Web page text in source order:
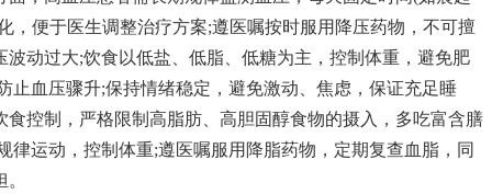
，便于医生调整治疗方案;遵医嘱按时服用降压药物，不可擅
动过大;饮食以低盐、低脂、低糖为主，控制体重，避免肥
止血压骤升;保持情绪稳定，避免激动、焦虑，保证充足睡
食控制，严格限制高脂肪、高胆固醇食物的摄入，多吃富含膳
律运动，控制体重;遵医嘱服用降脂药物，定期复查血脂，同